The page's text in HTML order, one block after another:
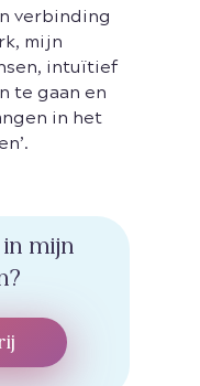
verbinding
mijn
intuïtief
te gaan en
in het
in mijn